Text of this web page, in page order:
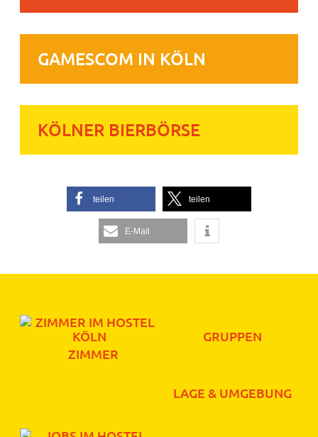
GAMESCOM IN KÖLN
KÖLNER BIERBÖRSE
teilen teilen
E-Mail
ZIMMER
GRUPPEN
LAGE & UMGEBUNG